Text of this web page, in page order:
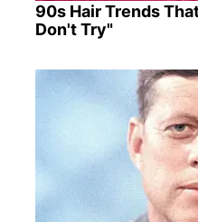
90s Hair Trends
Don't Try"